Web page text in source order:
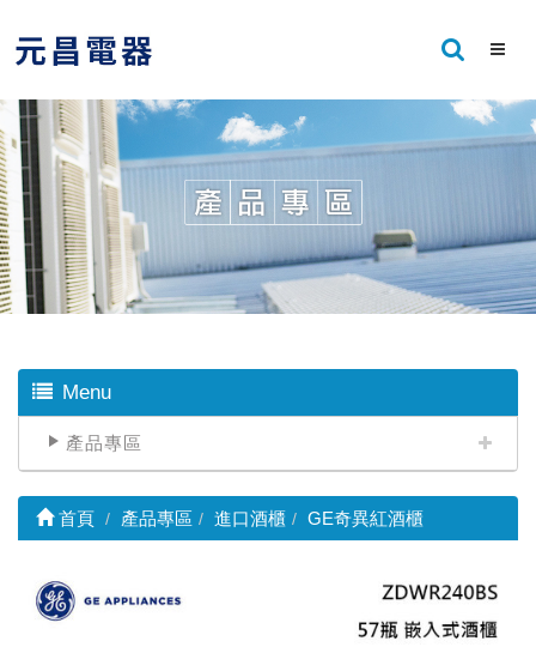
Menu
產品專區
首頁 產品專區 進口酒櫃 GE奇異紅酒櫃